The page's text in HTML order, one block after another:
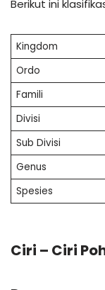
Berikut ini
Kingdom
Ordo
Famili
Divisi
Sub Divisi
Genus
Spesies
Ciri – Ciri